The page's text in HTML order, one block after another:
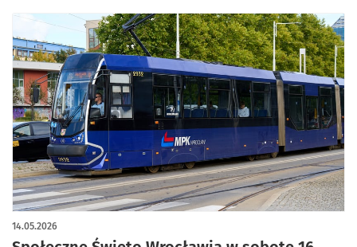
14.05.2026